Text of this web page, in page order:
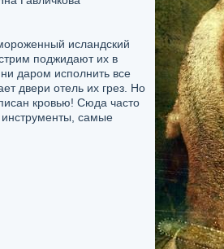
исландский
поджидают их в
даром исполнить все
двери отель их грез. Но
кровью! Сюда часто
инструменты, самые